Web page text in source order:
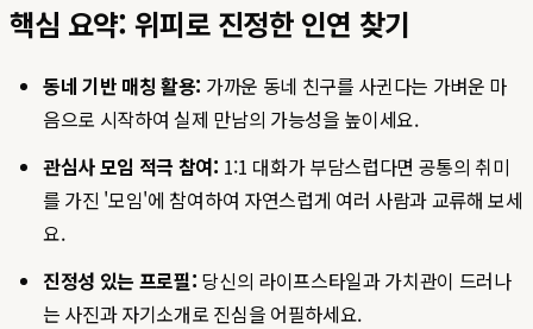
핵심 요약: 위피로 진정한 인연 찾기
동네 기반 매칭 활용: 가까운 동네 친구를 사귄다는 가벼운 마
음으로 시작하여 실제 만남의 가능성을 높이세요.
관심사 모임 적극 참여: 1:1 대화가 부담스럽다면 공통의 취미
를 가진 '모임'에 참여하여 자연스럽게 여러 사람과 교류해 보세
요.
진정성 있는 프로필: 당신의 라이프스타일과 가치관이 드러나
는 사진과 자기소개로 진심을 어필하세요.